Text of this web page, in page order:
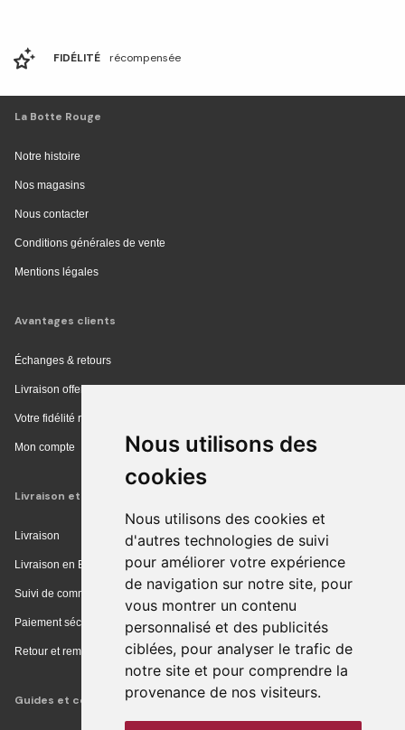
Nous utilisons des
cookies
Nous utilisons des cookies et
d'autres technologies de suivi
pour améliorer votre expérience
de navigation sur notre site, pour
vous montrer un contenu
personnalisé et des publicités
ciblées, pour analyser le trafic de
notre site et pour comprendre la
provenance de nos visiteurs.
FIDÉLITÉ récompensée
La Botte Rouge
Notre histoire
Nos magasins
Nous contacter
Conditions générales de vente
Mentions légales
Avantages clients
Échanges & retours
Livraison offerte en magasin
Votre fidélité récompensée
Mon compte
Livraison et achat
Livraison
Livraison en Europe
Suivi de commande
Paiement sécurisé
Retour et remboursement
Guides et conseils